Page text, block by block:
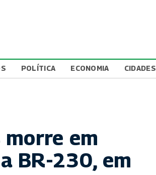
POLÍTICA ECONOMIA CIDADES
em
BR-230, em